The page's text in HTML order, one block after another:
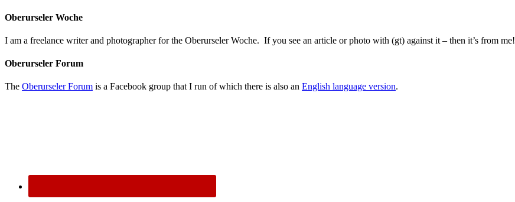
Oberurseler Woche
I am a freelance writer and photographer for the Oberurseler Woche. If you see an article or photo with (gt) against it – then it’s from me!
Oberurseler Forum
The Oberurseler Forum is a Facebook group that I run of which there is also an English language version.